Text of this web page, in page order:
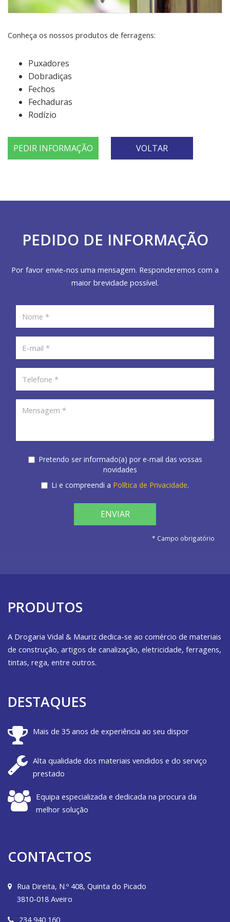
Conheça os nossos produtos de ferragens:
Puxadores
Dobradiças
Fechos
Fechaduras
Rodízio
PEDIR INFORMAÇÃO VOLTAR
PEDIDO DE INFORMAÇÃO
Por favor envie-nos uma mensagem. Responderemos com a
maior brevidade possível.
Pretendo ser informado(a) por e-mail das vossas
novidades
Li e compreendi a Política de Privacidade.
ENVIAR
* Campo obrigatório
PRODUTOS
A Drogaria Vidal & Mauriz dedica-se ao comércio de materiais
de construção, artigos de canalização, eletricidade, ferragens,
tintas, rega, entre outros.
DESTAQUES
Mais de 35 anos de experiência ao seu dispor
Alta qualidade dos materiais vendidos e do serviço
prestado
Equipa especializada e dedicada na procura da
melhor solução
CONTACTOS
Rua Direita, N.º 408, Quinta do Picado
3810-018 Aveiro
234 940 160